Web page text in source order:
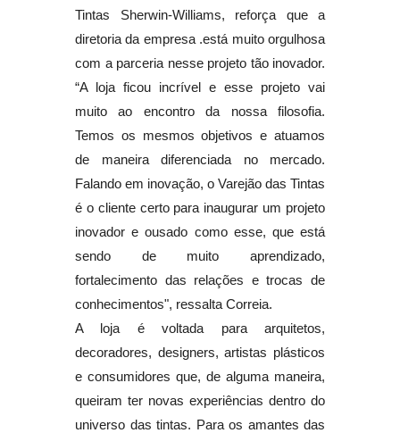
Tintas Sherwin-Williams, reforça que a
diretoria da empresa .está muito orgulhosa
com a parceria nesse projeto tão inovador.
“A loja ficou incrível e esse projeto vai
muito ao encontro da nossa filosofia.
Temos os mesmos objetivos e atuamos
de maneira diferenciada no mercado.
Falando em inovação, o Varejão das Tintas
é o cliente certo para inaugurar um projeto
inovador e ousado como esse, que está
sendo de muito aprendizado,
fortalecimento das relações e trocas de
conhecimentos", ressalta Correia.
A loja é voltada para arquitetos,
decoradores, designers, artistas plásticos
e consumidores que, de alguma maneira,
queiram ter novas experiências dentro do
universo das tintas. Para os amantes das